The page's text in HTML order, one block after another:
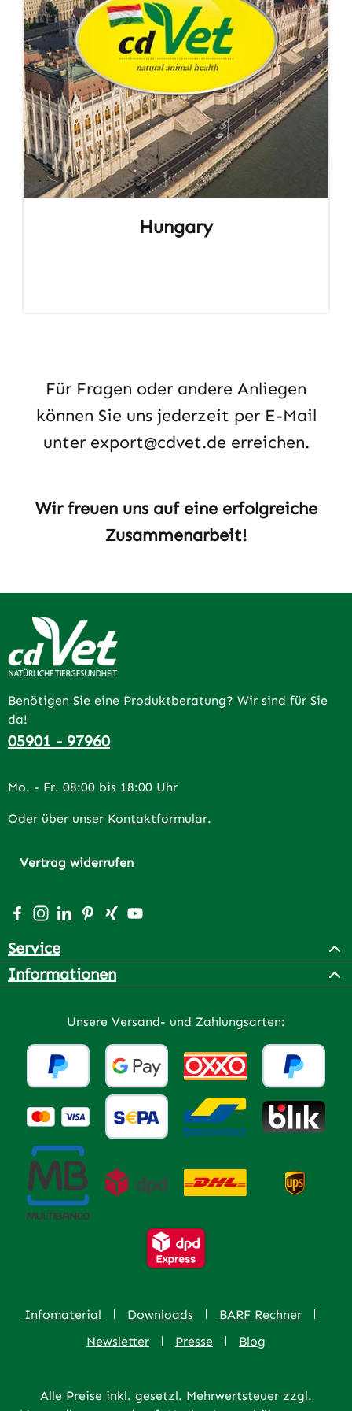
Hungary
Für Fragen oder andere Anliegen
können Sie uns jederzeit per E-Mail
unter export@cdvet.de erreichen.
Wir freuen uns auf eine erfolgreiche
Zusammenarbeit!
Benötigen Sie eine Produktberatung? Wir sind für Sie
da!
05901 - 97960
Mo. - Fr. 08:00 bis 18:00 Uhr
Oder über unser Kontaktformular.
Vertrag widerrufen
Besuche uns auf Facebook – öffnet in neuem Tab
Schau auf Instagram vorbei – öffnet in neuem Tab
Vernetze dich mit uns auf LinkedIn – öffnet in
Lass dich auf Pinterest inspirieren – öffnet
Vernetze dich mit uns auf Xing – öffnet
Sieh dir unsere Videos auf YouTube
Service
Informationen
Unsere Versand- und Zahlungsarten:
Infomaterial Downloads
BARF Rechner
Newsletter
Presse Blog
Alle Preise inkl. gesetzl. Mehrwertsteuer zzgl.